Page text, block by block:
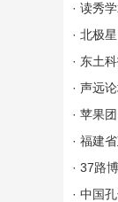
· 读秀
· 北极
· 东土
· 声远
· 苹果团
· 福建
· 37路
· 中国